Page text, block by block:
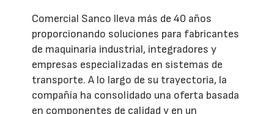
Comercial Sanco lleva más de 40 años
proporcionando soluciones para fabricantes
de maquinaria industrial, integradores y
empresas especializadas en sistemas de
transporte. A lo largo de su trayectoria, la
compañía ha consolidado una oferta basada
en componentes de calidad y en un